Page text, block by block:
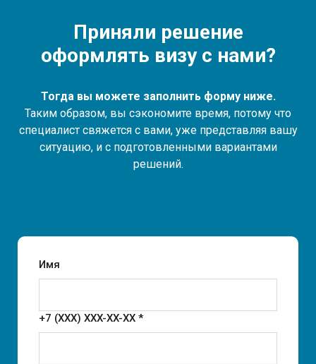
Приняли решение
оформлять визу с нами?
Тогда вы можете заполнить форму ниже.
Таким образом, вы сэкономите время, потому что
специалист свяжется с вами, уже представляя вашу
ситуацию, и с подготовленными вариантами
решений.
Имя
+7 (XXX) XXX-XX-XX *